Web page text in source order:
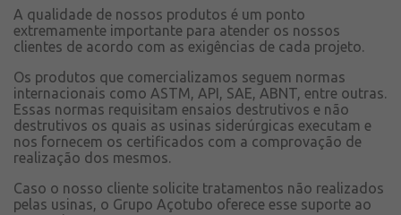
ESPAÇO DO CLIENTE
Produtos
Barras de Aço Carbono
Conexões e flanges
Aços Inoxidáveis
Soluções integradas
Incotep – Sistemas de Ancoragem
A qualidade de nossos produtos é um ponto
extremamente importante para atender os nossos
clientes de acordo com as exigências de cada projeto.
Os produtos que comercializamos seguem normas
internacionais como ASTM, API, SAE, ABNT, entre outras.
Essas normas requisitam ensaios destrutivos e não
destrutivos os quais as usinas siderúrgicas executam e
nos fornecem os certificados com a comprovação de
realização dos mesmos.
Caso o nosso cliente solicite tratamentos não realizados
pelas usinas, o Grupo Açotubo oferece esse suporte ao